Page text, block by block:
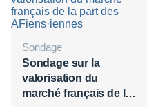
Sondage
Sondage sur la
valorisation du
marché français de la